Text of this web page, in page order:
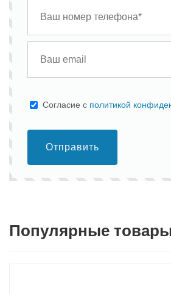
Cогласие с политикой
Отправить
Популярные